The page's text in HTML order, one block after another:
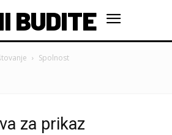
BUDITE
Spolnost
za prikaz